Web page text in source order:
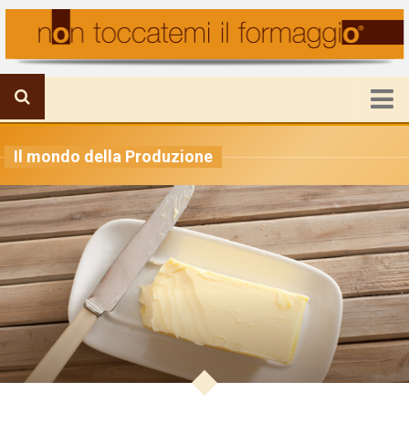
FORMAGGIO IN PRIMO PIANO
IL MONDO DELLA PRODUZIONE
VIAGGI E FORMAGGI
RICETTE E UTILITA’
ATTUALITA’
CHI SIAMO
Mission
Il mondo della Produzione